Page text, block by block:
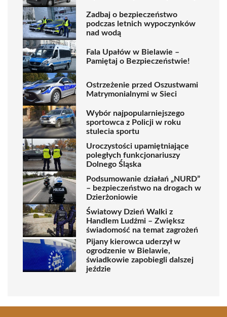
Zadbaj o bezpieczeństwo
podczas letnich wypoczynków
nad wodą
Fala Upałów w Bielawie –
Pamiętaj o Bezpieczeństwie!
Ostrzeżenie przed Oszustwami
Matrymonialnymi w Sieci
Wybór najpopularniejszego
sportowca z Policji w roku
stulecia sportu
Uroczystości upamiętniające
poległych funkcjonariuszy
Dolnego Śląska
Podsumowanie działań „NURD”
– bezpieczeństwo na drogach w
Dzierżoniowie
Światowy Dzień Walki z
Handlem Ludźmi – Zwiększ
świadomość na temat zagrożeń
Pijany kierowca uderzył w
ogrodzenie w Bielawie,
świadkowie zapobiegli dalszej
jeździe